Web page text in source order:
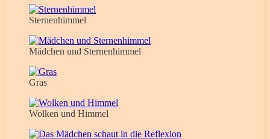
Sternenhimmel
Mädchen und Sternenhimmel
Gras
Wolken und Himmel